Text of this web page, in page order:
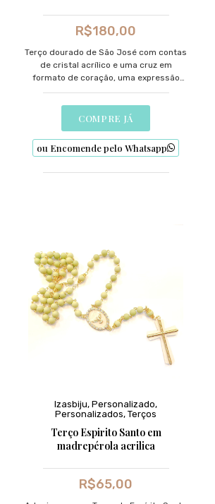
R$180,00
Terço dourado de São José com contas
de cristal acrílico e uma cruz em
formato de coração, uma expressão
COMPRE JÁ
ou Encomende pelo Whatsapp
Izasbiju, Personalizado,
Personalizados, Terços
Terço Espirito Santo em
madrepérola acrilica
R$65,00